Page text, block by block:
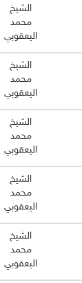
الشيخ
محمد
اليعقوبي
الشيخ
محمد
اليعقوبي
الشيخ
محمد
اليعقوبي
الشيخ
محمد
اليعقوبي
الشيخ
محمد
اليعقوبي